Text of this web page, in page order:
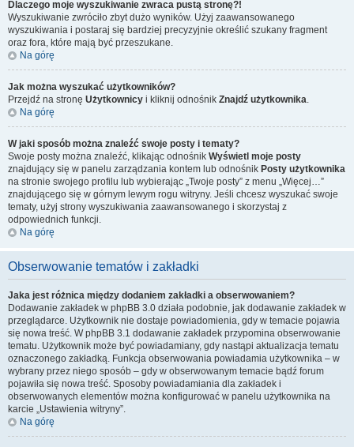
Dlaczego moje wyszukiwanie zwraca pustą stronę?!
Wyszukiwanie zwróciło zbyt dużo wyników. Użyj zaawansowanego
wyszukiwania i postaraj się bardziej precyzyjnie określić szukany fragment
oraz fora, które mają być przeszukane.
Na górę
Jak można wyszukać użytkowników?
Przejdź na stronę Użytkownicy i kliknij odnośnik Znajdź użytkownika.
Na górę
W jaki sposób można znaleźć swoje posty i tematy?
Swoje posty można znaleźć, klikając odnośnik Wyświetl moje posty
znajdujący się w panelu zarządzania kontem lub odnośnik Posty użytkownika
na stronie swojego profilu lub wybierając „Twoje posty” z menu „Więcej…”
znajdującego się w górnym lewym rogu witryny. Jeśli chcesz wyszukać swoje
tematy, użyj strony wyszukiwania zaawansowanego i skorzystaj z
odpowiednich funkcji.
Na górę
Obserwowanie tematów i zakładki
Jaka jest różnica między dodaniem zakładki a obserwowaniem?
Dodawanie zakładek w phpBB 3.0 działa podobnie, jak dodawanie zakładek w
przeglądarce. Użytkownik nie dostaje powiadomienia, gdy w temacie pojawia
się nowa treść. W phpBB 3.1 dodawanie zakładek przypomina obserwowanie
tematu. Użytkownik może być powiadamiany, gdy nastąpi aktualizacja tematu
oznaczonego zakładką. Funkcja obserwowania powiadamia użytkownika – w
wybrany przez niego sposób – gdy w obserwowanym temacie bądź forum
pojawiła się nowa treść. Sposoby powiadamiania dla zakładek i
obserwowanych elementów można konfigurować w panelu użytkownika na
karcie „Ustawienia witryny”.
Na górę